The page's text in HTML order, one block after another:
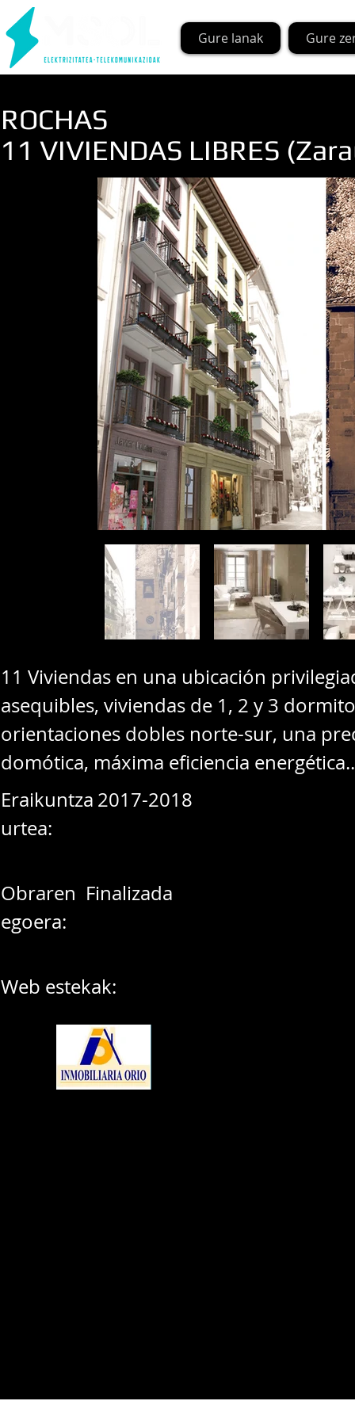
Gure lanak Gure
ROCHAS
11 VIVIENDAS LIBRES
11 Viviendas en una ubicación
asequibles, viviendas de 1, 2 y 3
orientaciones dobles norte-sur, una
domótica, máxima eficiencia
2017-2018
Eraikuntza
urtea:
Obraren
egoera:
Finalizada
Web estekak: